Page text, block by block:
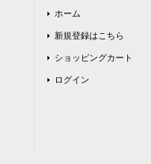
ホーム
新規登録はこちら
ショッピングカート
ログイン